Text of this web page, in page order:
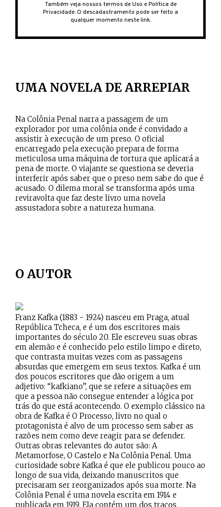
Também veja nossostermos de Uso ePolítica de
Privacidade. O descadastramento pode ser feito a
qualquer momento neste link.
UMA NOVELA DE ARREPIAR
Na Colônia Penal narra a passagem de um
explorador por uma colônia onde é convidado a
assistir à execução de um preso. O oficial
encarregado pela execução prepara de forma
meticulosa uma máquina de tortura que aplicará a
pena de morte. O viajante se questiona se deveria
interferir após saber que o preso nem sabe do que é
acusado. O dilema moral se transforma após uma
reviravolta que faz deste livro uma novela
assustadora sobre a natureza humana.
O AUTOR
Franz Kafka (1883 - 1924) nasceu em Praga, atual
República Tcheca, e é um dos escritores mais
importantes do século 20. Ele escreveu suas obras
em alemão e é conhecido pelo estilo limpo e direto,
que contrasta muitas vezes com as passagens
absurdas que emergem em seus textos. Kafka é um
dos poucos escritores que dão origem a um
adjetivo: “kafkiano”, que se refere a situações em
que a pessoa não consegue entender a lógica por
trás do que está acontecendo. O exemplo clássico na
obra de Kafka é O Processo, livro no qual o
protagonista é alvo de um processo sem saber as
razões nem como deve reagir para se defender.
Outras obras relevantes do autor são: A
Metamorfose, O Castelo e Na Colônia Penal. Uma
curiosidade sobre Kafka é que ele publicou pouco ao
longo de sua vida, deixando manuscritos que
precisaram ser reorganizados após sua morte. Na
Colônia Penal é uma novela escrita em 1914 e
publicada em 1919. Ela contém um dos traços